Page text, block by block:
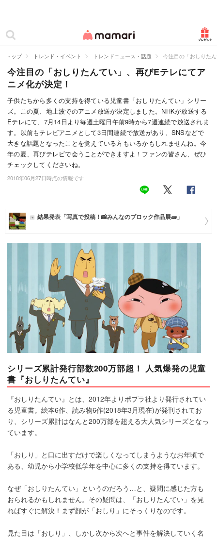
ママリ
カテゴリー一覧
妊娠
出産
赤ちゃん・育児
子育て・家族
病院
住まい
トレンド・イベント
トップ トレンド・イベント トレンドニュース・話題 今注目の「おしりた
今注目の「おしりたんてい」、再びEテレにてア
ニメ化が決定！
子供たちから多くの支持を得ている児童書「おしりたんてい」シリー
ズ。この夏、地上波でのアニメ放送が決定しました。NHKが放送する
Eテレにて、7月14日より毎週土曜日午前9時から7週連続で放送されま
す。以前もテレビアニメとして3日間連続で放送があり、SNSなどで
大きな話題となったことを覚えている方もいるかもしれませんね。今
年の夏、再びテレビで会うことができますよ！ファンの皆さん、ぜひ
チェックしてくださいね。
2018年06月27日時点の情報です
結果発表「写真で投稿！📸みんなのブロック作品展🧱」
シリーズ累計発行部数200万部超！ 人気爆発の児童
書『おしりたんてい』
『おしりたんてい』とは、2012年よりポプラ社より発行されてい
る児童書。絵本6作、読み物6作(2018年3月現在)が発刊されてお
り、シリーズ累計はなんと200万部を超える大人気シリーズとなっ
ています。
「おしり」と口に出すだけで楽しくなってしまうようなお年頃で
ある、幼児から小学校低学年を中心に多くの支持を得ています。
なぜ「おしりたんてい」というのだろう…と、疑問に感じた方も
おられるかもしれません。その疑問は、「おしりたんてい」を見
ればすぐに解決！まず顔が「おしり」にそっくりなのです。
見た目は「おしり」、しかし次から次へと事件を解決していく名